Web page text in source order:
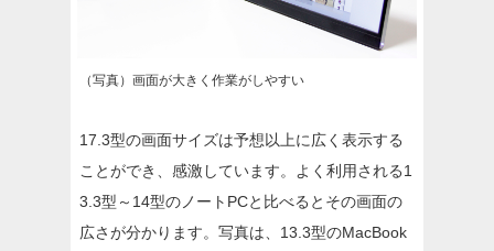
（写真）画面が大きく作業がしやすい
17.3型の画面サイズは予想以上に広く表示する
ことができ、感激しています。よく利用される1
3.3型～14型のノートPCと比べるとその画面の
広さが分かります。写真は、13.3型のMacBook